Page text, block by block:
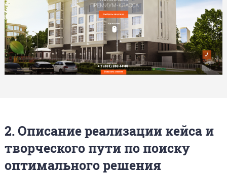
2. Описание реализации кейса и
творческого пути по поиску
оптимального решения